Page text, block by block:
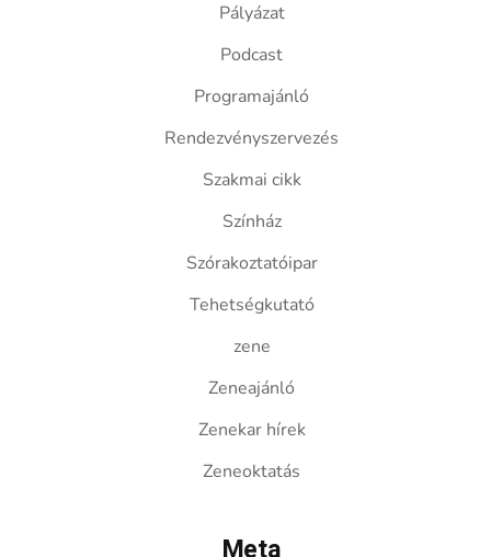
Pályázat
Podcast
Programajánló
Rendezvényszervezés
Szakmai cikk
Színház
Szórakoztatóipar
Tehetségkutató
zene
Zeneajánló
Zenekar hírek
Zeneoktatás